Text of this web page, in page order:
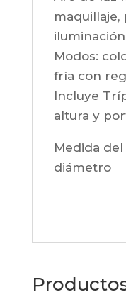
maquillaje,
Modos:
fría con
Incluye
altura y
Medida
diámetro